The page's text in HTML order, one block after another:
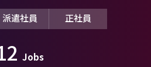
派遣社員 正社員
Jobs